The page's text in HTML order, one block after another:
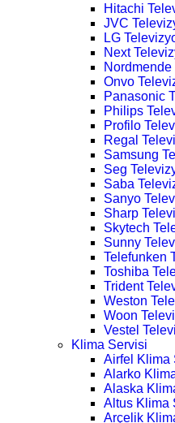
Hitachi
JVC
LG
Next
Onvo
Panasonic
Philips
Profilo
Regal
Samsung
Seg
Saba
Sanyo
Sharp
Skytech
Sunny
Telefunken
Toshiba
Trident
Weston
Woon
Vestel
Klima Servisi
Airfel Klima
Alarko
Alaska
Altus Klima
Arçelik